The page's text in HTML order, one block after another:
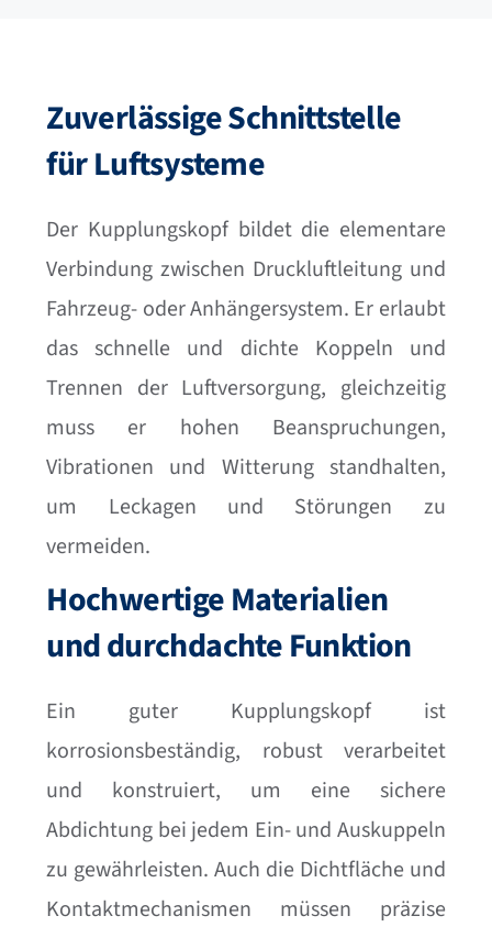
Zuverlässige Schnittstelle
für Luftsysteme
Der Kupplungskopf bildet die elementare
Verbindung zwischen Druckluftleitung und
Fahrzeug- oder Anhängersystem. Er erlaubt
das schnelle und dichte Koppeln und
Trennen der Luftversorgung, gleichzeitig
muss er hohen Beanspruchungen,
Vibrationen und Witterung standhalten,
um Leckagen und Störungen zu
vermeiden.
Hochwertige Materialien
und durchdachte Funktion
Ein guter Kupplungskopf ist
korrosionsbeständig, robust verarbeitet
und konstruiert, um eine sichere
Abdichtung bei jedem Ein- und Auskuppeln
zu gewährleisten. Auch die Dichtfläche und
Kontaktmechanismen müssen präzise